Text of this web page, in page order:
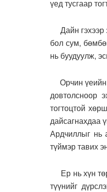
үед тусгаар
Дайн гэхээр
бол сум,
нь буудуулж,
Орчин үеийн
довтолсноор
тогтоцтой
дайсагнахдаа
Ардчиллыг нь
түймэр тавих
Ер нь хүн
түүнийг